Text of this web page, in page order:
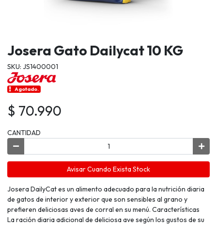
Josera Gato Dailycat 10 KG
SKU: JS1400001
Agotado.
$ 70.990
CANTIDAD
Avisar Cuando Exista Stock
Josera DailyCat es un alimento adecuado para la nutrición diaria
de gatos de interior y exterior que son sensibles al grano y
prefieren deliciosas aves de corral en su menú. Características
La ración diaria adicional de deliciosa ave según los gustos de su